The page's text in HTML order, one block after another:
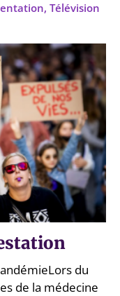
, Télévision
du
de la médecine